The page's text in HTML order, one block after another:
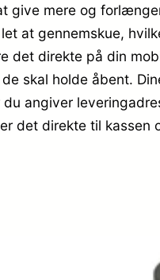
mere og
at gennemskue,
direkte på din
skal holde åbent.
angiver
det direkte til